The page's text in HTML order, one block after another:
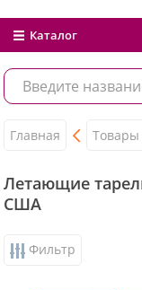
Каталог
Главная Товары
Летающие
США
Фильтр